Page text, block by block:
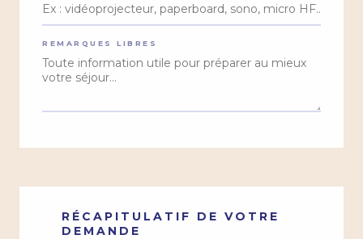
REMARQUES LIBRES
RÉCAPITULATIF DE VOTRE
DEMANDE